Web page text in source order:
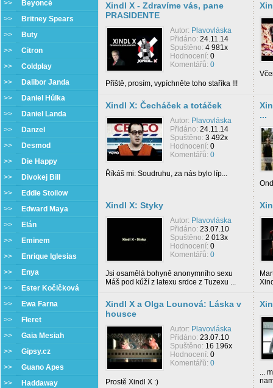
>>
Beyoncé
>>
Britney Spears
>>
Buty
>> Citron
>> Coldplay
>>
Dalibor Janda
>>
Daniel Hůlka
>>
Daniel Landa
>>
Danzel
>>
Desmod
>>
Die Happy
>>
Divokej Bill
>>
Eddie Stoilow
>>
Edward Maya
>>
Elán
>>
Eminem
>>
Enrique Iglesias
>>
Enya
>>
Ester Kočičková
>>
Ewa Farna
>>
Fleret
>> Gaia Mesiah
>> Gipsy.cz
>> Guano Apes
>>
Haddaway
Xindl X - Zdravíme vás, pane
PRASIDENTE
Autor: Plavovláska
Přidáno: 24.11.14
Spuštěno: 4 981x
Hodnocení: 0
Komentářů: 0
Příště, prosím, vypíchněte toho staříka !!!
Xindl X: Čecháček a totáček
Autor: Plavovláska
Přidáno: 24.11.14
Spuštěno: 3 492x
Hodnocení: 0
Komentářů: 0
Říkáš mi: Soudruhu, za nás bylo líp...
...
Xindl X: Styky
Autor: Plavovláska
Přidáno: 23.07.10
Spuštěno: 2 013x
Hodnocení: 0
Komentářů: 0
Jsi osamělá bohyně anonymního sexu
Máš pod kůží z latexu srdce z Tuzexu ...
Xindl X a Olga Lounová: Láska v
housce
Autor: Plavovláska
Přidáno: 23.07.10
Spuštěno: 16 196x
Hodnocení: 0
Komentářů: 0
Prostě Xindl X :)
...